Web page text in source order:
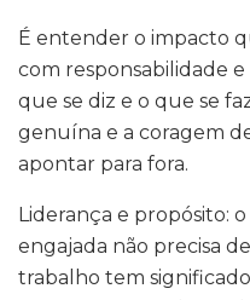
É entender o impacto
com responsabilidade
que se diz e o que se
genuína e a coragem
apontar para fora.
Liderança e propósito:
engajada não precisa
trabalho tem significado,